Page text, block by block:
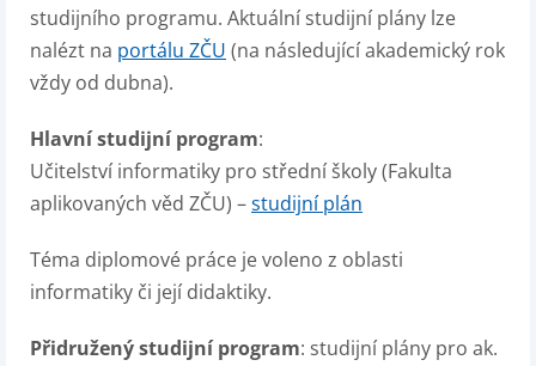
studijního programu. Aktuální studijní plány lze
nalézt na portálu ZČU (na následující akademický rok
vždy od dubna).
Hlavní studijní program:
Učitelství informatiky pro střední školy (Fakulta
aplikovaných věd ZČU) –studijní plán
Téma diplomové práce je voleno z oblasti
informatiky či její didaktiky.
Přidružený studijní program: studijní plány pro ak.